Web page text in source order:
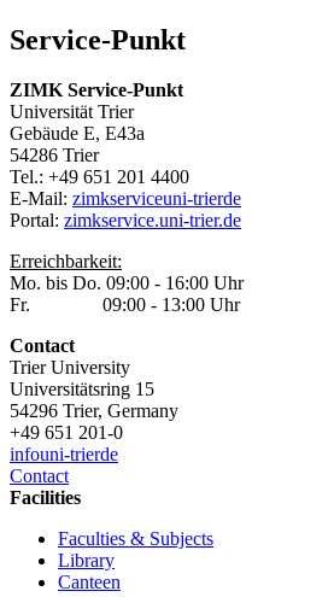
Service-Punkt
ZIMK Service-Punkt
Universität Trier
Gebäude E, E43a
54286 Trier
Tel.: +49 651 201 4400
E-Mail: zimkserviceuni-trierde
Portal: zimkservice.uni-trier.de
Erreichbarkeit:
Mo. bis Do. 09:00 - 16:00 Uhr
Fr. 09:00 - 13:00 Uhr
Contact
Trier University
Universitätsring 15
54296 Trier, Germany
+49 651 201-0
infouni-trierde
Contact
Facilities
Faculties & Subjects
Library
Canteen